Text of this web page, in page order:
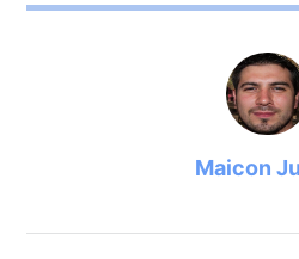
Maicon